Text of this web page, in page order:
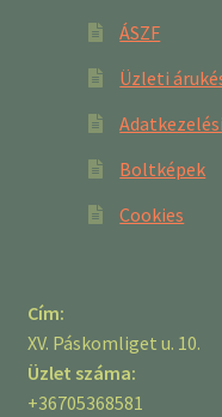
ÁSZF
Üzleti
Boltképek
Cookies
Cím:
XV. Páskomliget u. 10.
Üzlet száma:
+36705368581